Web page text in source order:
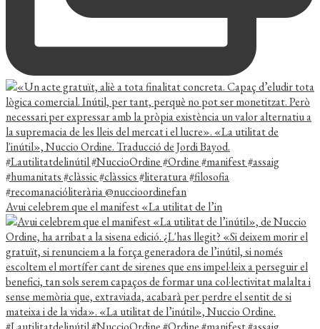
Avui celebrem que el manifest «La utilitat de l’in